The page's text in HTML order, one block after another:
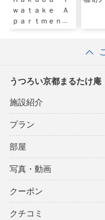
ｗａｔａｋｅ Ａ
ｐａｒｔｍｅｎｔ
うつろい京都まるたけ庵
施設紹介
プラン
部屋
写真・動画
クーポン
クチコミ